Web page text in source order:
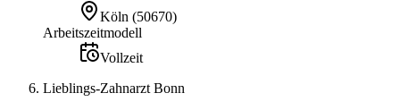
Köln (50670)
Arbeitszeitmodell
Vollzeit
Lieblings-Zahnarzt Bonn